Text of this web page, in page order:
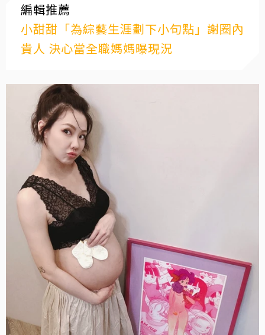
編輯推薦
小甜甜「為綜藝生涯劃下小句點」謝圈內
貴人 決心當全職媽媽曝現況